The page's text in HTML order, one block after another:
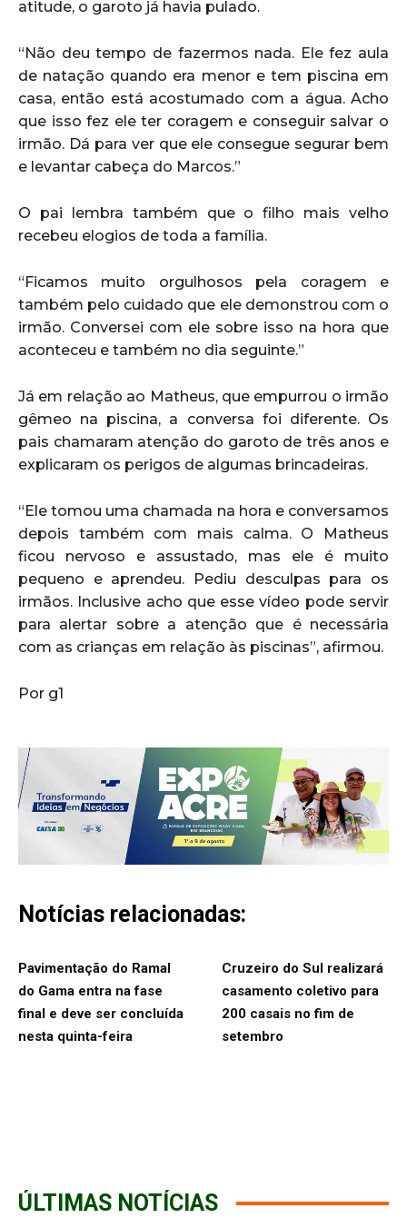
atitude, o garoto já havia pulado.
“Não deu tempo de fazermos nada. Ele fez aula
de natação quando era menor e tem piscina em
casa, então está acostumado com a água. Acho
que isso fez ele ter coragem e conseguir salvar o
irmão. Dá para ver que ele consegue segurar bem
e levantar cabeça do Marcos.”
O pai lembra também que o filho mais velho
recebeu elogios de toda a família.
“Ficamos muito orgulhosos pela coragem e
também pelo cuidado que ele demonstrou com o
irmão. Conversei com ele sobre isso na hora que
aconteceu e também no dia seguinte.”
Já em relação ao Matheus, que empurrou o irmão
gêmeo na piscina, a conversa foi diferente. Os
pais chamaram atenção do garoto de três anos e
explicaram os perigos de algumas brincadeiras.
“Ele tomou uma chamada na hora e conversamos
depois também com mais calma. O Matheus
ficou nervoso e assustado, mas ele é muito
pequeno e aprendeu. Pediu desculpas para os
irmãos. Inclusive acho que esse vídeo pode servir
para alertar sobre a atenção que é necessária
com as crianças em relação às piscinas”, afirmou.
Por g1
Notícias relacionadas:
Pavimentação do Ramal
do Gama entra na fase
final e deve ser concluída
nesta quinta-feira
Cruzeiro do Sul realizará
casamento coletivo para
200 casais no fim de
setembro
ÚLTIMAS NOTÍCIAS